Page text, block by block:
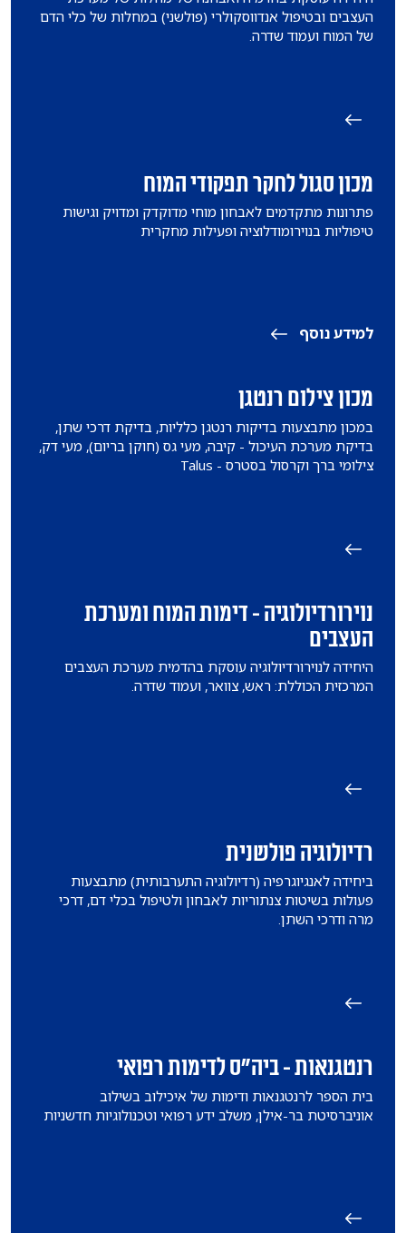
העצבים ובטיפול אנדווסקולרי (פולשני) במחלות של כלי הדם
של המוח ועמוד שדרה.
מכון סגול לחקר תפקודי המוח
פתרונות מתקדמים לאבחון מוחי מדוקדק ומדויק וגישות
טיפוליות בנוירומודלוציה ופעילות מחקרית
למידע נוסף
מכון צילום רנטגן
במכון מתבצעות בדיקות רנטגן כלליות, בדיקת דרכי שתן,
בדיקת מערכת העיכול - קיבה, מעי גס (חוקן בריום), מעי דק,
צילומי ברך וקרסול בסטרס - Talus
נוירורדיולוגיה - דימות המוח ומערכת
העצבים
היחידה לנוירורדיולוגיה עוסקת בהדמית מערכת העצבים
המרכזית הכוללת: ראש, צוואר, ועמוד שדרה.
רדיולוגיה פולשנית
​ביחידה לאנגיוגרפיה (רדיולוגיה התערבותית) מתבצעות
פעולות בשיטות צנתוריות לאבחון ולטיפול בכלי דם, דרכי
מרה ודרכי השתן.
רנטגנאות - ביה”ס לדימות רפואי
בית הספר לרנטגנאות ודימות של איכילוב בשילוב
אוניברסיטת בר-אילן, משלב ידע רפואי וטכנולוגיות חדשניות